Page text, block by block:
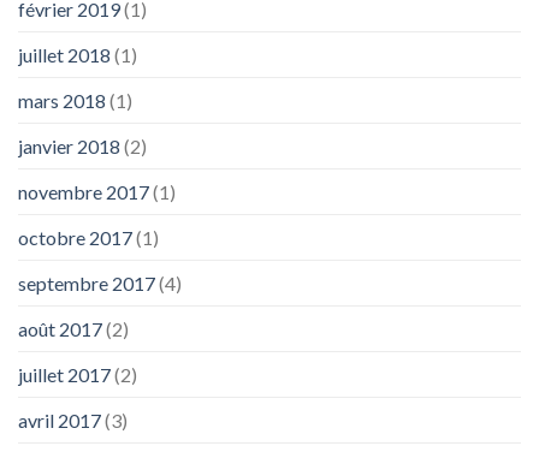
février 2019(1)
juillet 2018 (1)
mars 2018 (1)
janvier 2018 (2)
novembre 2017(1)
octobre 2017(1)
septembre 2017(4)
août 2017(2)
juillet 2017(2)
avril 2017(3)